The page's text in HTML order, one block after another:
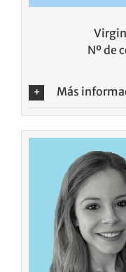
Nº de
Más